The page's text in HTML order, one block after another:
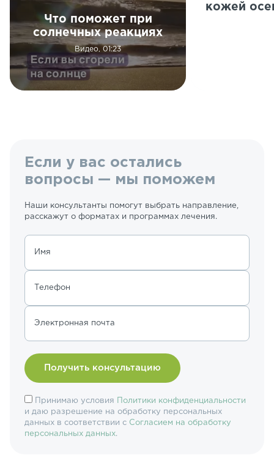
Что поможет при
солнечных реакциях
Видео, 01:23
кожей
Если у вас остались
вопросы — мы поможем
Наши консультанты помогут выбрать направление,
расскажут о форматах и программах лечения.
Имя
Телефон
Электронная почта
Принимаю условия
Политики конфиденциальности
и даю разрешение на обработку персональных
данных в соответствии с Согласием на обработку
персональных данных.